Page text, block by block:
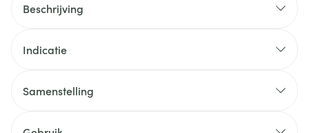
Beschrijving
Indicatie
Samenstelling